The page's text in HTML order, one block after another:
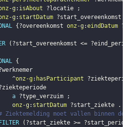
g : isAbout ?locatie
;
g : startDatum ?start_overeenkomst
{ ?overeenkomst onz-g :eindDatum
( ?start_overeenkomst <=
{
^
onz-g : hasParticipant
a ?type_verzuim
;
onz-g : startDatum ?start_ziekte
.
Ziektemelding moet vallen binnen de
FILTER ( ?start_ziekte >= ?start_periode